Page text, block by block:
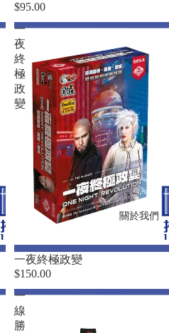
關於我們
$95.00
一
夜
終
極
政
變
一夜終極政變
$150.00
一
線
勝